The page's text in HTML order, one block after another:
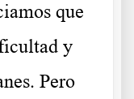
que
y
Pero